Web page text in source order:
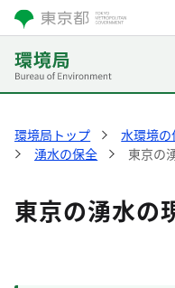
環境局トップ 水環境の
湧水の保全
東京の
東京の湧水の